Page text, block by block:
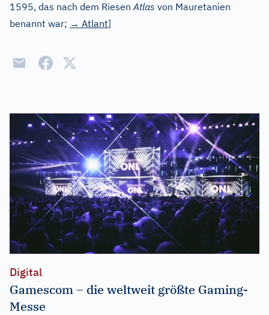
1595, das nach dem RiesenAtlas von Mauretanien
benannt war; → Atlant]
Digital
Gamescom – die weltweit größte Gaming-
Messe